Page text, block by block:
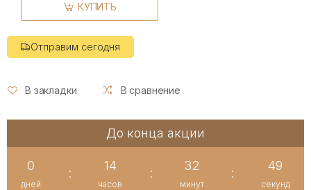
КУПИТЬ
Отправим сегодня
В закладки В сравнение
До конца акции
0
дней
:
14
часов
:
32
минут
:
48
секунд